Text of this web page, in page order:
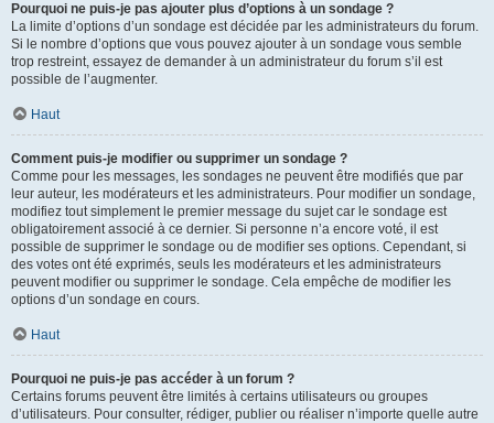
Pourquoi ne puis-je pas ajouter plus d’options à un sondage ?
La limite d’options d’un sondage est décidée par les administrateurs du forum.
Si le nombre d’options que vous pouvez ajouter à un sondage vous semble
trop restreint, essayez de demander à un administrateur du forum s’il est
possible de l’augmenter.
Haut
Comment puis-je modifier ou supprimer un sondage ?
Comme pour les messages, les sondages ne peuvent être modifiés que par
leur auteur, les modérateurs et les administrateurs. Pour modifier un sondage,
modifiez tout simplement le premier message du sujet car le sondage est
obligatoirement associé à ce dernier. Si personne n’a encore voté, il est
possible de supprimer le sondage ou de modifier ses options. Cependant, si
des votes ont été exprimés, seuls les modérateurs et les administrateurs
peuvent modifier ou supprimer le sondage. Cela empêche de modifier les
options d’un sondage en cours.
Haut
Pourquoi ne puis-je pas accéder à un forum ?
Certains forums peuvent être limités à certains utilisateurs ou groupes
d’utilisateurs. Pour consulter, rédiger, publier ou réaliser n’importe quelle autre